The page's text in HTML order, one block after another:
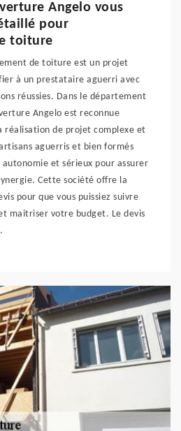
Angelo vous
pour
toiture
de toiture est un projet
à un prestataire aguerri avec
réussies. Dans le département
Angelo est reconnue
réalisation de projet complexe et
aguerris et bien formés
et sérieux pour assurer
Cette société offre la
pour que vous puissiez suivre
maitriser votre budget. Le devis